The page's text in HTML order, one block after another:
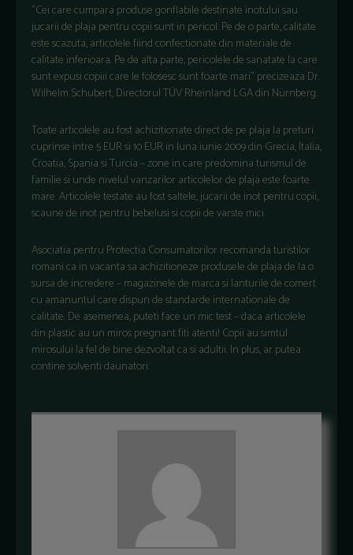
"Cei care cumpara produse gonflabile destinate inotului sau
jucarii de plaja pentru copii sunt in pericol. Pe de o parte, calitate
este scazuta, articolele fiind confectionate din materiale de
calitate inferioara. Pe de alta parte, pericolele de sanatate la care
sunt expusi copiii care le folosesc sunt foarte mari” precizeaza Dr.
Wilhelm Schubert, Directorul TÜV Rheinland LGA din Nürnberg.
Toate articolele au fost achizitionate direct de pe plaja la preturi
cuprinse intre 5 EUR si 10 EUR in luna iunie 2009 din Grecia, Italia,
Croatia, Spania si Turcia – zone in care predomina turismul de
familie si unde nivelul vanzarilor articolelor de plaja este foarte
mare. Articolele testate au fost saltele, jucarii de inot pentru copii,
scaune de inot pentru bebelusi si copii de varste mici.
Asociatia pentru Protectia Consumatorilor recomanda turistilor
romani ca in vacanta sa achizitioneze produsele de plaja de la o
sursa de incredere – magazinele de marca si lanturile de comert
cu amanuntul care dispun de standarde internationale de
calitate. De asemenea, puteti face un mic test – daca articolele
din plastic au un miros pregnant fiti atenti! Copii au simtul
mirosului la fel de bine dezvoltat ca si adultii. In plus, ar putea
contine solventi daunatori.